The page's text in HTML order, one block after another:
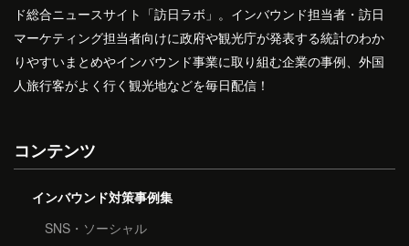
ド総合ニュースサイト「訪日ラボ」。インバウンド担当者・訪日
マーケティング担当者向けに政府や観光庁が発表する統計のわか
りやすいまとめやインバウンド事業に取り組む企業の事例、外国
人旅行客がよく行く観光地などを毎日配信！
コンテンツ
インバウンド対策事例集
SNS・ソーシャル